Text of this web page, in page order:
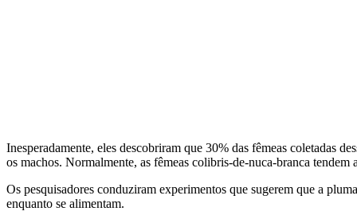
Inesperadamente, eles descobriram que 30% das fêmeas coletadas
os machos. Normalmente, as fêmeas colibris-de-nuca-branca
Os pesquisadores conduziram experimentos que sugerem que a
enquanto se alimentam.